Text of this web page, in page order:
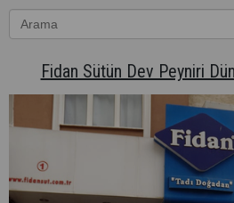
Fidan Sütün Dev Peyniri